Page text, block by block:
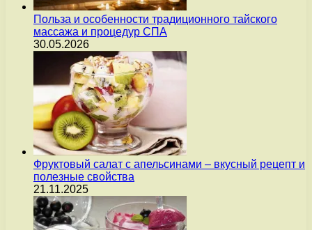
Польза и особенности традиционного тайского
массажа и процедур СПА
30.05.2026
Фруктовый салат с апельсинами – вкусный рецепт и
полезные свойства
21.11.2025